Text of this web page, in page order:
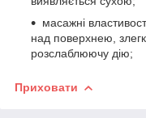
масажні
над поверхнею,
розслаблюючу дію;
Приховати